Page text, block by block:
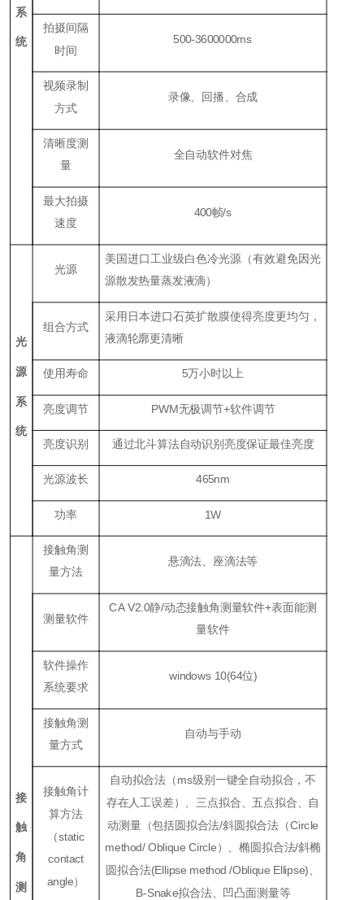
系
统
拍摄间隔
时间
500-3600000ms
视频录制
方式
录像、回播、合成
清晰度测
量
全自动软件对焦
最大拍摄
速度
400帧/s
光
源
系
统
光源
美国进口工业级白色冷光源（有效避免因光
源散发热量蒸发液滴）
组合方式
采用日本进口石英扩散膜使得亮度更均匀，
液滴轮廓更清晰
使用寿命 5万小时以上
亮度调节 PWM无极调节+软件调节
亮度识别 通过北斗算法自动识别亮度保证最佳亮度
光源波长 465nm
功率 1W
接
触
角
测
接触角测
量方法
悬滴法、座滴法等
测量软件
CA V2.0静/动态接触角测量软件+表面能测
量软件
软件操作
系统要求
windows 10(64位)
接触角测
量方式
自动与手动
接触角计
算方法
（static
contact
angle）
自动拟合法（ms级别一键全自动拟合，不
存在人工误差）、三点拟合、五点拟合、自
动测量（包括圆拟合法/斜圆拟合法（Circle
method/ Oblique Circle）、椭圆拟合法/斜椭
圆拟合法(Ellipse method /Oblique Ellipse)
B-Snake拟合法、凹凸面测量等